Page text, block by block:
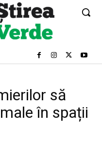
să
în spații